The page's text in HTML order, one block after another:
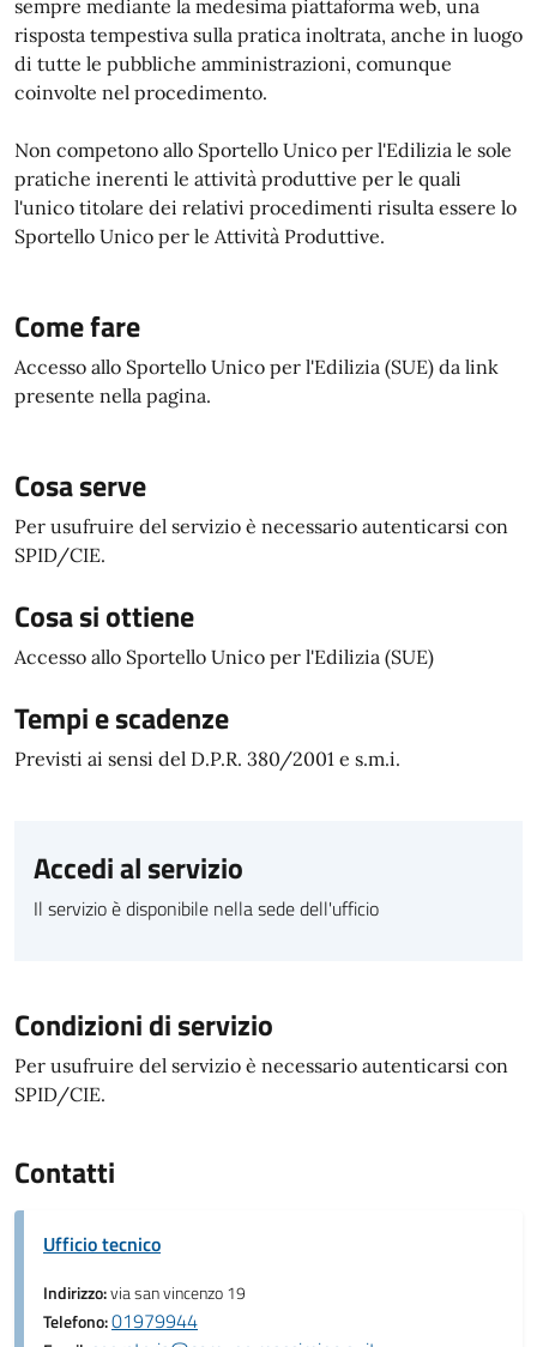
sempre mediante la medesima piattaforma web, una
risposta tempestiva sulla pratica inoltrata, anche in luogo
di tutte le pubbliche amministrazioni, comunque
coinvolte nel procedimento.
Non competono allo Sportello Unico per l'Edilizia le sole
pratiche inerenti le attività produttive per le quali
l'unico titolare dei relativi procedimenti risulta essere lo
Sportello Unico per le Attività Produttive.
Come fare
Accesso allo Sportello Unico per l'Edilizia (SUE) da link
presente nella pagina.
Cosa serve
Per usufruire del servizio è necessario autenticarsi con
SPID/CIE.
Cosa si ottiene
Accesso allo Sportello Unico per l'Edilizia (SUE)
Tempi e scadenze
Previsti ai sensi del D.P.R. 380/2001 e s.m.i.
Accedi al servizio
Il servizio è disponibile nella sede dell'ufficio
Condizioni di servizio
Per usufruire del servizio è necessario autenticarsi con
SPID/CIE.
Contatti
Ufficio tecnico
Indirizzo:via san vincenzo 19
Telefono:01979944